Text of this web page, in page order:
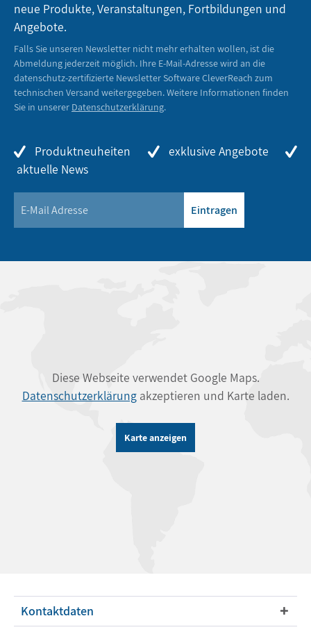
neue Produkte, Veranstaltungen, Fortbildungen und
Angebote.
Falls Sie unseren Newsletter nicht mehr erhalten wollen, ist die
Abmeldung jederzeit möglich. Ihre E-Mail-Adresse wird an die
datenschutz-zertifizierte Newsletter Software CleverReach zum
technischen Versand weitergegeben. Weitere Informationen finden
Sie in unserer Datenschutzerklärung.
Produktneuheiten
exklusive Angebote
aktuelle News
Eintragen
Diese Webseite verwendet Google Maps.
Datenschutzerklärungakzeptieren und Karte laden.
Karte anzeigen
Kontaktdaten